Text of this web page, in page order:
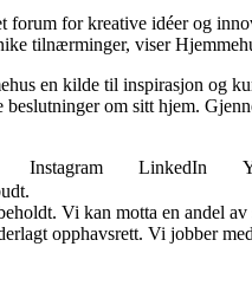
forum for kreative idéer og
tilnærminger, viser
en kilde til inspirasjon og
beslutninger om sitt hjem.
Instagram LinkedIn
Vi kan motta en andel av
opphavsrett. Vi jobber